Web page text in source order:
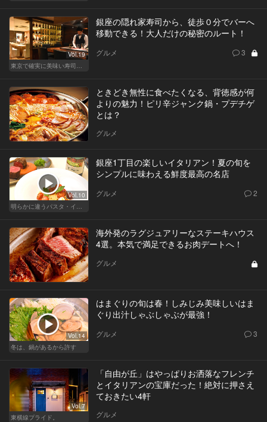
Vol.19
東京で確実に美味い寿司はここだ！
銀座の隠れ家寿司から、徒歩０分でバーへ
移動できる！大人だけの秘密のルート！
グルメ 3
ときどき無性に食べたくなる、背徳感が何
よりの魅力！ピリ辛ジャンク鍋・プデチゲ
とは？
グルメ
Vol.10
明らかに違うパスタ・イタリアン
銀座1丁目の楽しいイタリアン！夏の旬を
シンプルに味わえる鮮度最高の名店
グルメ 2
海外発のラグジュアリーなステーキハウス
4選。本気で満足できるお肉デートへ！
グルメ
Vol.14
冬は、鍋があるから許す
はまぐりの旬は春！しみじみ美味しいはま
ぐり出汁しゃぶしゃぶが最強！
グルメ 3
Vol.7
東横線プライド。
「自由が丘」はやっぱりお洒落なフレンチ
とイタリアンの宝庫だった！絶対に押さえ
ておきたい4軒
グルメ